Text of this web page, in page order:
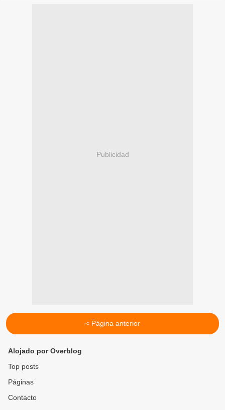
Publicidad
< Página anterior
Alojado por Overblog
Top posts
Páginas
Contacto